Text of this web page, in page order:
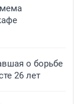
о борьбе
26 лет